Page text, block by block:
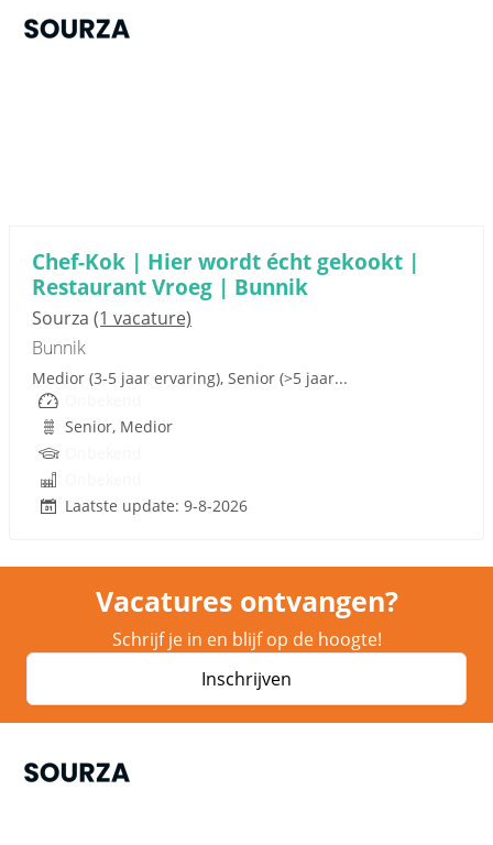
Chef-Kok | Hier wordt écht gekookt |
Restaurant Vroeg | Bunnik
Sourza (1 vacature)
Bunnik
Medior (3-5 jaar ervaring), Senior (>5 jaar...
Senior, Medior
Laatste update: 9-8-2026
Vacatures ontvangen?
Schrijf je in en blijf op de hoogte!
Inschrijven